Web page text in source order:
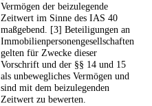
Vermögen der beizulegende
Zeitwert im Sinne des IAS 40
maßgebend. [3] Beteiligungen an
Immobilienpersonengesellschaften
gelten für Zwecke dieser
Vorschrift und der §§ 14 und 15
als unbewegliches Vermögen und
sind mit dem beizulegenden
Zeitwert zu bewerten.